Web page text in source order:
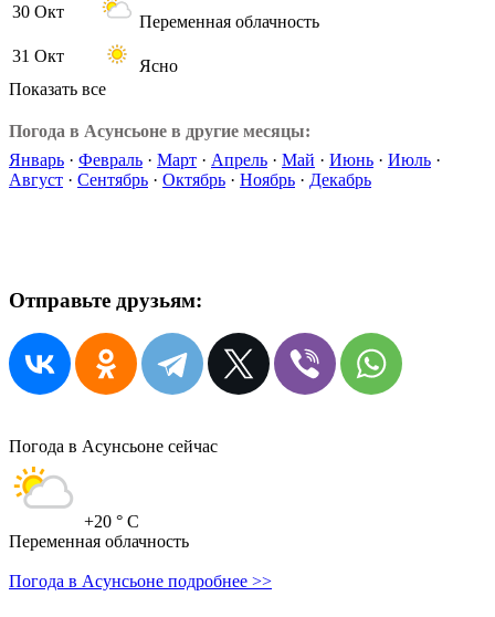
30 Окт
Переменная облачность
31 Окт
Ясно
Показать все
Погода в Асунсьоне в другие месяцы:
Январь · Февраль · Март · Апрель · Май · Июнь · Июль ·
Август · Сентябрь · Октябрь · Ноябрь · Декабрь
Отправьте друзьям:
Погода в Асунсьоне сейчас
+20 ° C
Переменная облачность
Погода в Асунсьоне подробнее >>